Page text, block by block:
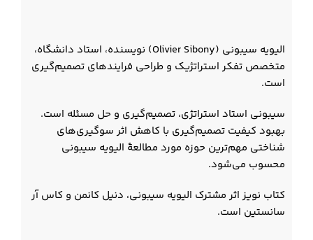
الیویه سیبونی (Olivier Sibony) نویسنده، استاد دانشگاه،
متخصص تفکر استراتژیک و طراحی فرایندهای تصمیم‌گیری
است.
سیبونی استاد استراتژی، تصمیم‌گیری و حل مسئله است.
بهبود کیفیت تصمیم‌گیری با کاهش اثر سوگیری‌های
شناختی مهم‌ترین حوزه‌ مورد مطالعهٔ الیویه سیبونی
محسوب می‌شود.
کتاب نویز اثر مشترک الیویه سیبونی، دنیل کانمن و کاس آر
سانستین است.